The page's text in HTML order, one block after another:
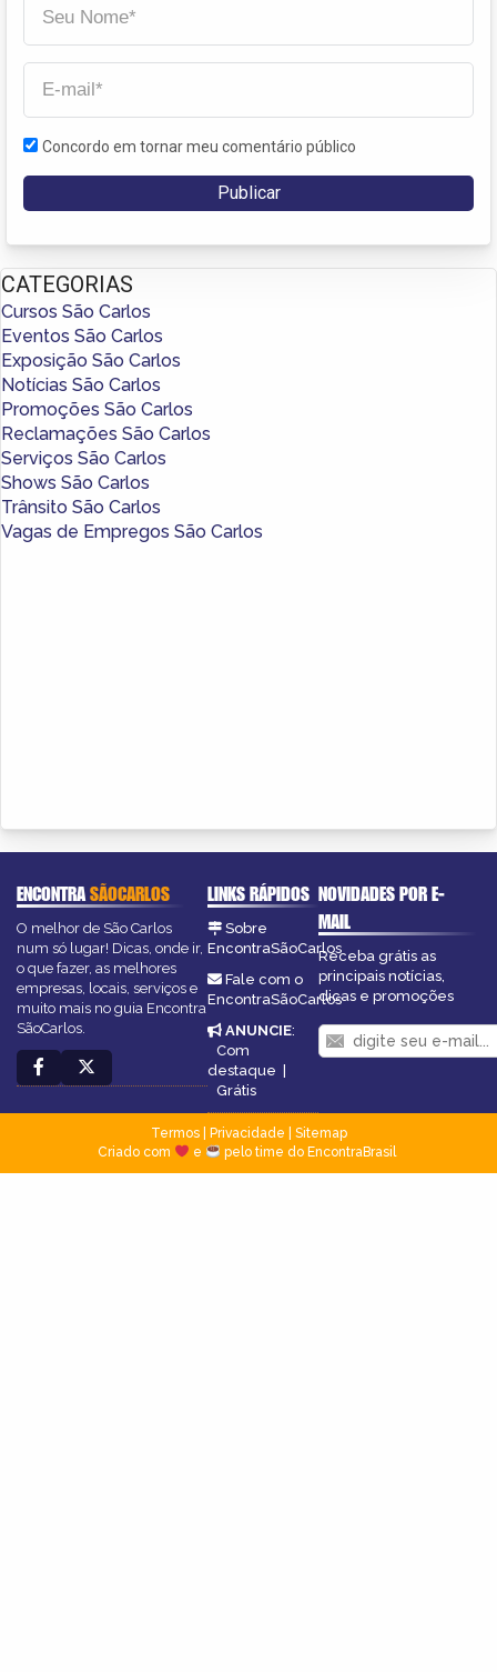
Concordo em tornar meu comentário público
CATEGORIAS
Cursos São Carlos
Eventos São Carlos
Exposição São Carlos
Notícias São Carlos
Promoções São Carlos
Reclamações São Carlos
Serviços São Carlos
Shows São Carlos
Trânsito São Carlos
Vagas de Empregos São Carlos
ENCONTRASÃOCARLOS
O melhor de São Carlos
num só lugar! Dicas, onde ir,
o que fazer, as melhores
empresas, locais, serviços e
muito mais no guia Encontra
SãoCarlos.
LINKS RÁPIDOS
Sobre
EncontraSãoCarlos
Fale com o
EncontraSãoCarlos
ANUNCIE:
Com
destaque
Grátis
NOVIDADES POR E-
MAIL
Receba grátis as
principais notícias,
dicas e promoções
Termos| Privacidade
Sitemap
Criado com
e pelo time do EncontraBrasil